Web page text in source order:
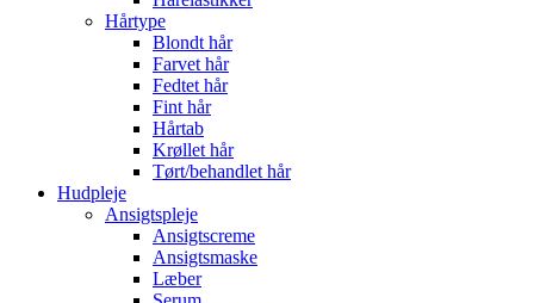
Hårtype
Blondt hår
Farvet hår
Fedtet hår
Fint hår
Hårtab
Krøllet hår
Tørt/behandlet hår
Hudpleje
Ansigtspleje
Ansigtscreme
Ansigtsmaske
Læber